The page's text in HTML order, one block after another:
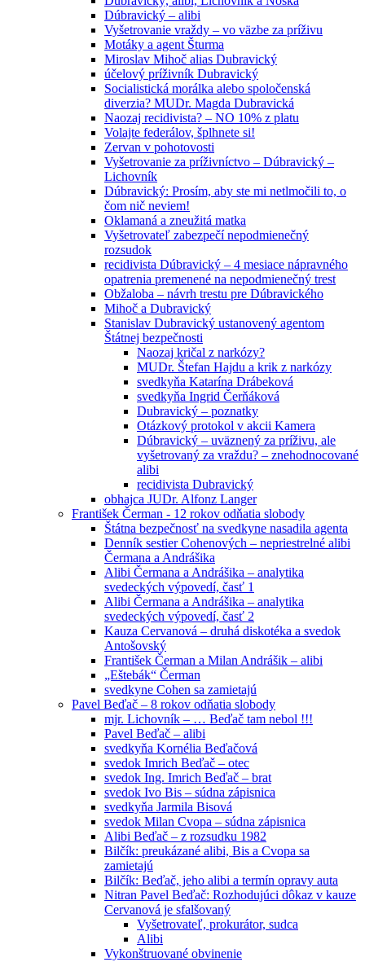
Dúbravický – alibi
Vyšetrovanie vraždy – vo väzbe za príživu
Motáky a agent Šturma
Miroslav Mihoč alias Dubravický
účelový príživník Dubravický
Socialistická morálka alebo spoločenská
diverzia? MUDr. Magda Dubravická
Naozaj recidivista? – NO 10% z platu
Volajte federálov, šplhnete si!
Zervan v pohotovosti
Vyšetrovanie za príživníctvo – Dúbravický –
Lichovník
Dúbravický: Prosím, aby ste mi netlmočili to, o
čom nič neviem!
Oklamaná a zneužitá matka
Vyšetrovateľ zabezpečí nepodmienečný
rozsudok
recidivista Dúbravický – 4 mesiace nápravného
opatrenia premenené na nepodmienečný trest
Obžaloba – návrh trestu pre Dúbravického
Mihoč a Dubravický
Stanislav Dubravický ustanovený agentom
Štátnej bezpečnosti
Naozaj kričal z narkózy?
MUDr. Štefan Hajdu a krik z narkózy
svedkyňa Katarína Drábeková
svedkyňa Ingrid Čerňáková
Dubravický – poznatky
Otázkový protokol v akcii Kamera
Dúbravický – uväznený za príživu, ale
vyšetrovaný za vraždu? – znehodnocované
alibi
recidivista Dubravický
obhajca JUDr. Alfonz Langer
František Čerman - 12 rokov odňatia slobody
Štátna bezpečnosť na svedkyne nasadila agenta
Denník sestier Cohenových – nepriestrelné alibi
Čermana a Andrášika
Alibi Čermana a Andrášika – analytika
svedeckých výpovedí, časť 1
Alibi Čermana a Andrášika – analytika
svedeckých výpovedí, časť 2
Kauza Cervanová – druhá diskotéka a svedok
Antošovský
František Čerman a Milan Andrášik – alibi
„Eštebák“ Čerman
svedkyne Cohen sa zamietajú
Pavel Beďač – 8 rokov odňatia slobody
mjr. Lichovník – … Beďač tam nebol !!!
Pavel Beďač – alibi
svedkyňa Kornélia Beďačová
svedok Imrich Beďač – otec
svedok Ing. Imrich Beďač – brat
svedok Ivo Bis – súdna zápisnica
svedkyňa Jarmila Bisová
svedok Milan Cvopa – súdna zápisnica
Alibi Beďač – z rozsudku 1982
Bilčík: preukázané alibi, Bis a Cvopa sa
zamietajú
Bilčík: Beďač, jeho alibi a termín opravy auta
Nitran Pavel Beďač: Rozhodujúci dôkaz v kauze
Cervanová je sfalšovaný
Vyšetrovateľ, prokurátor, sudca
Alibi
Vykonštruované obvinenie